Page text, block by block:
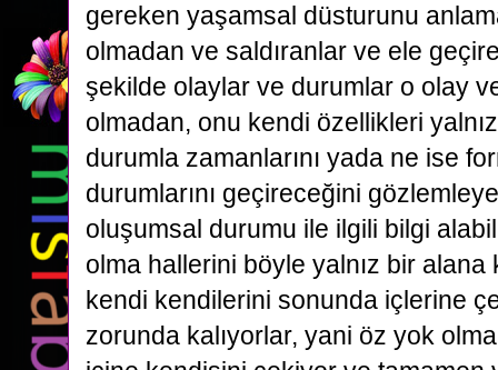
gereken yaşamsal düsturunu
olmadan ve saldıranlar ve ele
şekilde olaylar ve durumlar o olay
olmadan, onu kendi özellikleri
durumla zamanlarını yada ne ise
durumlarını geçireceğini
oluşumsal durumu ile ilgili bilgi
olma hallerini böyle yalnız bir
kendi kendilerini sonunda içlerine
zorunda kalıyorlar, yani öz yok